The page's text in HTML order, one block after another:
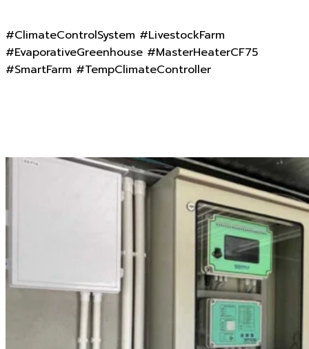
#ClimateControlSystem #LivestockFarm
#EvaporativeGreenhouse #MasterHeaterCF75
#SmartFarm #TempClimateController